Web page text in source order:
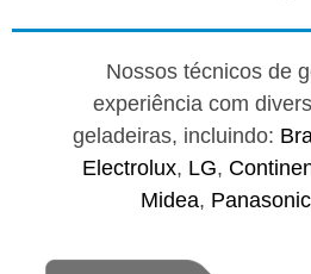
Nossos técnicos de
experiência com
geladeiras, incluindo:
Electrolux, LG,
Midea, Panasonic